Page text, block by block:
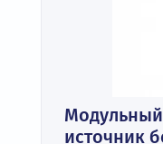
источник